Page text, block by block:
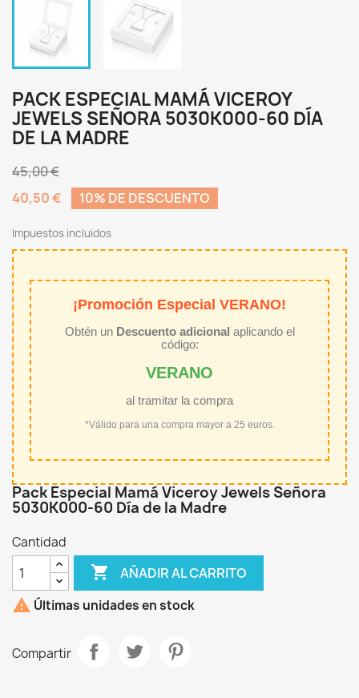
PACK ESPECIAL MAMÁ VICEROY
JEWELS SEÑORA 5030K000-60 DÍA
DE LA MADRE
45,00 €
40,50 €
10% DE DESCUENTO
Impuestos incluidos
¡Promoción Especial VERANO!
Obtén un Descuento adicional aplicando el
código:
VERANO
al tramitar la compra
*Válido para una compra mayor a 25 euros.
Pack Especial Mamá Viceroy Jewels Señora
5030K000-60 Día de la Madre
Cantidad
 AÑADIR AL CARRITO
 Últimas unidades en stock
Compartir